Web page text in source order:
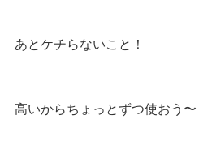
あとケチらないこと！
高いからちょっとずつ使おう〜